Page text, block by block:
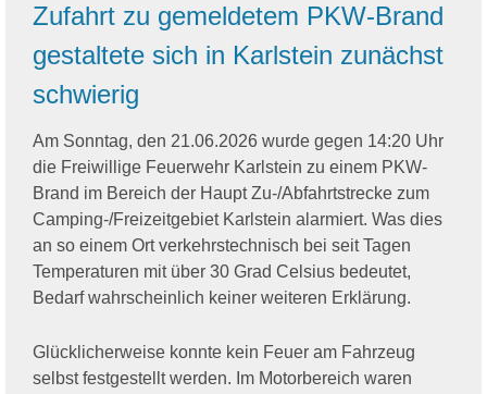
Zufahrt zu gemeldetem PKW-Brand
gestaltete sich in Karlstein zunächst
schwierig
Am Sonntag, den 21.06.2026 wurde gegen 14:20 Uhr
die Freiwillige Feuerwehr Karlstein zu einem PKW-
Brand im Bereich der Haupt Zu-/Abfahrtstrecke zum
Camping-/Freizeitgebiet Karlstein alarmiert. Was dies
an so einem Ort verkehrstechnisch bei seit Tagen
Temperaturen mit über 30 Grad Celsius bedeutet,
Bedarf wahrscheinlich keiner weiteren Erklärung.
Glücklicherweise konnte kein Feuer am Fahrzeug
selbst festgestellt werden. Im Motorbereich waren